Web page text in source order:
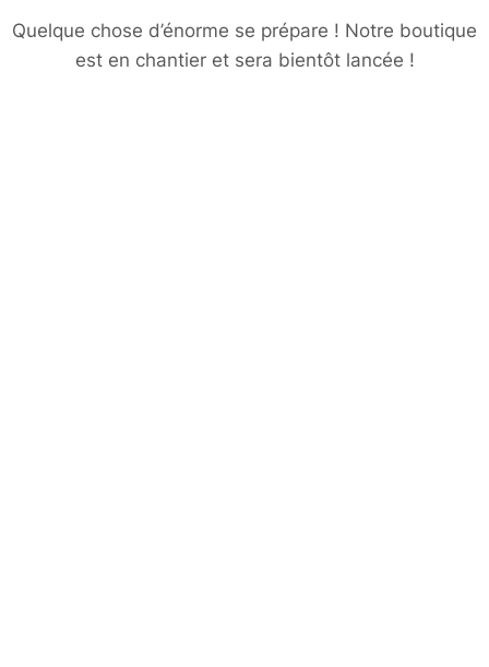
Quelque chose d’énorme se prépare ! Notre boutique
est en chantier et sera bientôt lancée !